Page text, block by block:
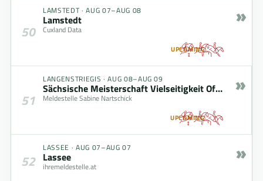
50
LAMSTEDT ·AUG 07–AUG 08
Lamstedt
Cuxland Data
UPCOMING
»
51
LANGENSTRIEGIS ·AUG 08–AUG 09
Sächsische Meisterschaft Vielseitigkeit Offene Klasse – gefördert durch den Freistaat Sachsen
Meldestelle Sabine Nartschick
UPCOMING
»
52
LASSEE · AUG 07–AUG 07
Lassee
ihremeldestelle.at
»